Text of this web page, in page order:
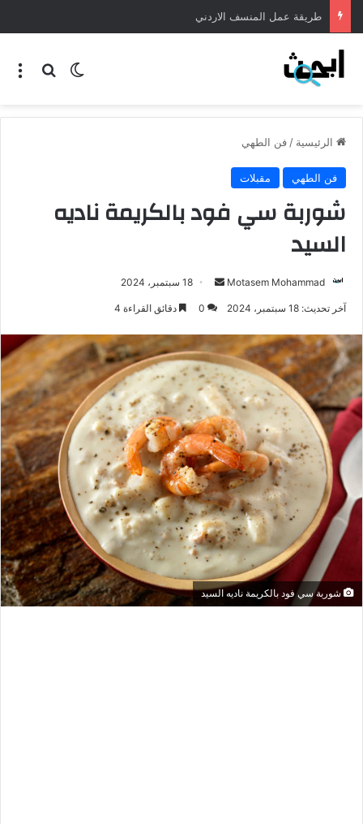
طريقة عمل شوربة لسان العصفور مثل المطاعم
الرئيسية / فن الطهي
فن الطهي مقبلات
شوربة سي فود بالكريمة ناديه
السيد
Motasem Mohammad 18 سبتمبر، 2024
آخر تحديث: 18 سبتمبر، 2024 0 دقائق القراءة 4
شوربة سي فود بالكريمة ناديه السيد